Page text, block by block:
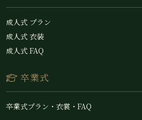
成人式 プラン
成人式 衣装
成人式 FAQ
卒業式
卒業式プラン・衣裳・FAQ